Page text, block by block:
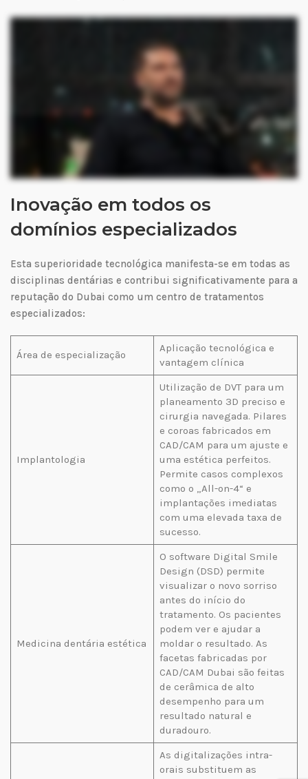
Nos próximos minutos, quero falar com todos os médicos que sonham com uma vida melhor. Uma vida em que o seu trabalho seja importante, em que o seu talento seja
plano nacional baseado na inovação e, ao mesmo tempo, numa oportunidade. Os cuidados de saúde estão no centro desta visão. O objetivo é simples: tornar os EAU um líder
mundial em medicina, investigação e turismo médico. Guiados por líderes visionários, Sua Alteza o Xeque Mohammed bin Rashid Al Maktoum e Sua Alteza o Xeque Mohammed
ajudar a escrever essa história em conjunto. E esta mensagem dirige-se a si. Não esperem pelo momento perfeito. O momento certo é agora. Contactar o Doutor. Flo. Vamos
Inovação em todos os
domínios especializados
Esta superioridade tecnológica manifesta-se em todas as
disciplinas dentárias e contribui significativamente para a
reputação do Dubai como um centro de tratamentos
especializados:
Área de especialização
Aplicação tecnológica e
vantagem clínica
Implantologia
Utilização de DVT para um
planeamento 3D preciso e
cirurgia navegada. Pilares
e coroas fabricados em
CAD/CAM para um ajuste e
uma estética perfeitos.
Permite casos complexos
como o „All-on-4“ e
implantações imediatas
com uma elevada taxa de
sucesso.
Medicina dentária estética
O software Digital Smile
Design (DSD) permite
visualizar o novo sorriso
antes do início do
tratamento. Os pacientes
podem ver e ajudar a
moldar o resultado. As
facetas fabricadas por
CAD/CAM Dubai são feitas
de cerâmica de alto
desempenho para um
resultado natural e
duradouro.
As digitalizações intra-
orais substituem as